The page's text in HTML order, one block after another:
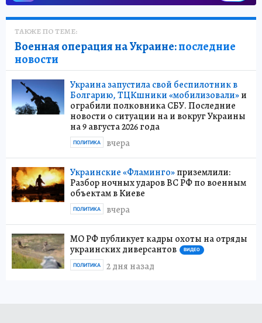
ТАКЖЕ ПО ТЕМЕ:
Военная операция на Украине:последние
новости
Украина запустила свой беспилотник в
Болгарию, ТЦКшники «мобилизовали»и
ограбили полковника СБУ. Последние
новости о ситуации на и вокруг Украины
на 9 августа 2026 года
вчера
ПОЛИТИКА
Украинские «Фламинго»приземлили:
Разбор ночных ударов ВС РФ по военным
объектам в Киеве
вчера
ПОЛИТИКА
МО РФ публикует кадры охоты на отряды
украинских диверсантов
ВИДЕО
2 дня назад
ПОЛИТИКА